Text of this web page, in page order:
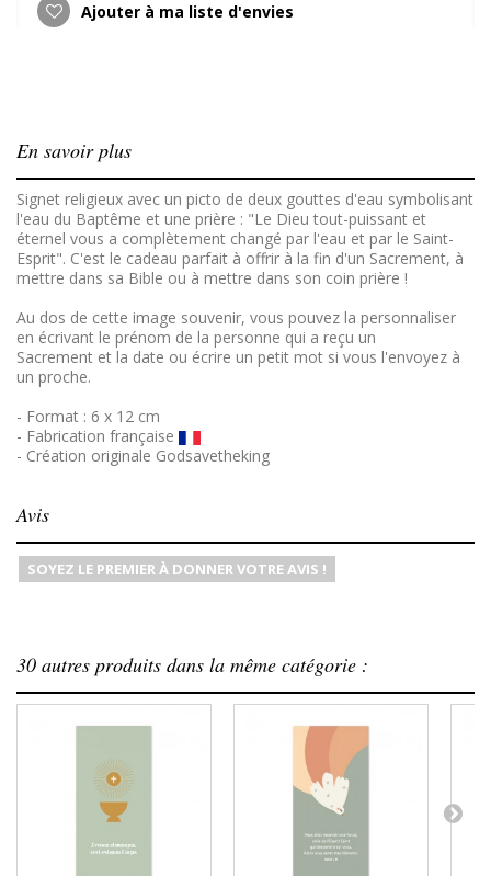
Ajouter à ma liste d'envies
En savoir plus
Signet religieux avec un picto de deux gouttes d'eau symbolisant
l'eau du Baptême et une prière : "Le Dieu tout-puissant et
éternel vous a complètement changé par l'eau et par le Saint-
Esprit". C'est le cadeau parfait à offrir à la fin d'un Sacrement, à
mettre dans sa Bible ou à mettre dans son coin prière !
Au dos de cette image souvenir, vous pouvez la personnaliser
en écrivant le prénom de la personne qui a reçu un
Sacrement et la date ou écrire un petit mot si vous l'envoyez à
un proche.
- Format : 6 x 12 cm
- Fabrication française
- Création originale Godsavetheking
Avis
SOYEZ LE PREMIER À DONNER VOTRE AVIS !
30 autres produits dans la même catégorie :